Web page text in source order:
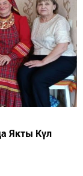
Якты Күл